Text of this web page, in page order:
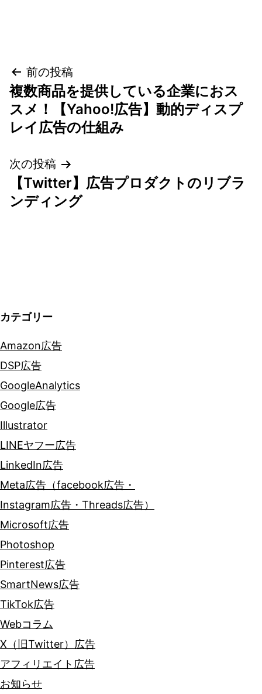
投
稿
ナ
ビ
ゲ
ー
前の投稿
複数商品を提供している企業におス
スメ！【Yahoo!広告】動的ディスプ
レイ広告の仕組み
次の投稿
【Twitter】広告プロダクトのリブラ
ンディング
カテゴリー
Amazon広告
DSP広告
GoogleAnalytics
Google広告
Illustrator
LINEヤフー広告
LinkedIn広告
Meta広告（facebook広告・
Instagram広告・Threads広告）
Microsoft広告
Photoshop
Pinterest広告
SmartNews広告
TikTok広告
Webコラム
X（旧Twitter）広告
アフィリエイト広告
お知らせ